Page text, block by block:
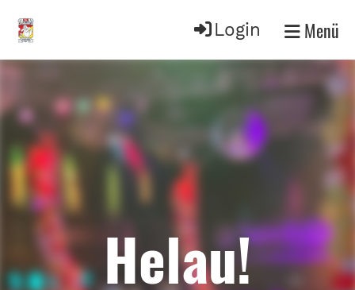
Login Menü
Helau!